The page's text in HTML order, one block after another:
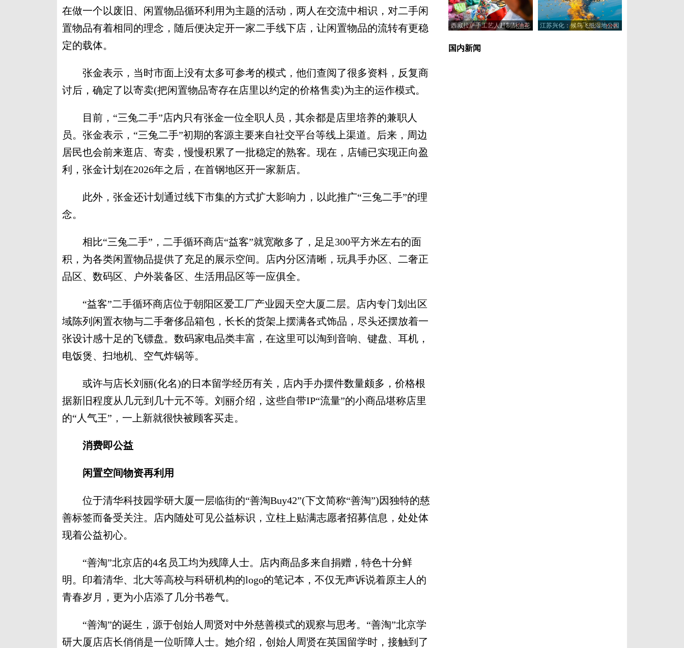
在做一个以废旧、闲置物品循环利用为主题的活动，两人在交流中相识，对二手闲
置物品有着相同的理念，随后便决定开一家二手线下店，让闲置物品的流转有更稳
定的载体。
张金表示，当时市面上没有太多可参考的模式，他们查阅了很多资料，反复商
讨后，确定了以寄卖(把闲置物品寄存在店里以约定的价格售卖)为主的运作模式。
目前，“三兔二手”店内只有张金一位全职人员，其余都是店里培养的兼职人
员。张金表示，“三兔二手”初期的客源主要来自社交平台等线上渠道。后来，周边
居民也会前来逛店、寄卖，慢慢积累了一批稳定的熟客。现在，店铺已实现正向盈
利，张金计划在2026年之后，在首钢地区开一家新店。
此外，张金还计划通过线下市集的方式扩大影响力，以此推广“三兔二手”的理
念。
相比“三兔二手”，二手循环商店“益客”就宽敞多了，足足300平方米左右的面
积，为各类闲置物品提供了充足的展示空间。店内分区清晰，玩具手办区、二奢正
品区、数码区、户外装备区、生活用品区等一应俱全。
“益客”二手循环商店位于朝阳区爱工厂产业园天空大厦二层。店内专门划出区
域陈列闲置衣物与二手奢侈品箱包，长长的货架上摆满各式饰品，尽头还摆放着一
张设计感十足的飞镖盘。数码家电品类丰富，在这里可以淘到音响、键盘、耳机，
电饭煲、扫地机、空气炸锅等。
或许与店长刘丽(化名)的日本留学经历有关，店内手办摆件数量颇多，价格根
据新旧程度从几元到几十元不等。刘丽介绍，这些自带IP“流量”的小商品堪称店里
的“人气王”，一上新就很快被顾客买走。
消费即公益
闲置空间物资再利用
位于清华科技园学研大厦一层临街的“善淘Buy42”(下文简称“善淘”)因独特的慈
善标签而备受关注。店内随处可见公益标识，立柱上贴满志愿者招募信息，处处体
现着公益初心。
“善淘”北京店的4名员工均为残障人士。店内商品多来自捐赠，特色十分鲜
明。印着清华、北大等高校与科研机构的logo的笔记本，不仅无声诉说着原主人的
青春岁月，更为小店添了几分书卷气。
“善淘”的诞生，源于创始人周贤对中外慈善模式的观察与思考。“善淘”北京学
研大厦店店长俏俏是一位听障人士。她介绍，创始人周贤在英国留学时，接触到了
西藏拉萨手工艺人赶制酥油花
江苏兴化：候鸟飞抵湿地公园
国内新闻